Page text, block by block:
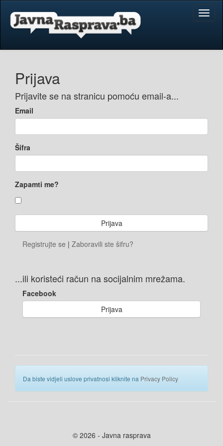
Prijava
Prijavite se na stranicu pomoću email-a...
Email
Šifra
Zapamti me?
Registrujte se | Zaboravili ste šifru?
...ili koristeći račun na socijalnim mrežama.
Facebook
Prijava
Da biste vidjeli uslove privatnosi kliknite na Privacy Policy
© 2026 - Javna rasprava